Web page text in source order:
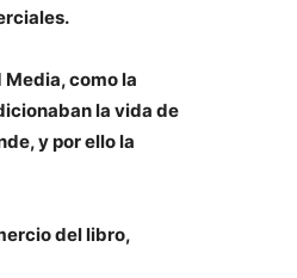
como la
la vida de
y por ello la
del libro,